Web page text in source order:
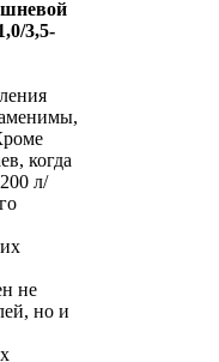
3,5-
когда
л/
не
но и